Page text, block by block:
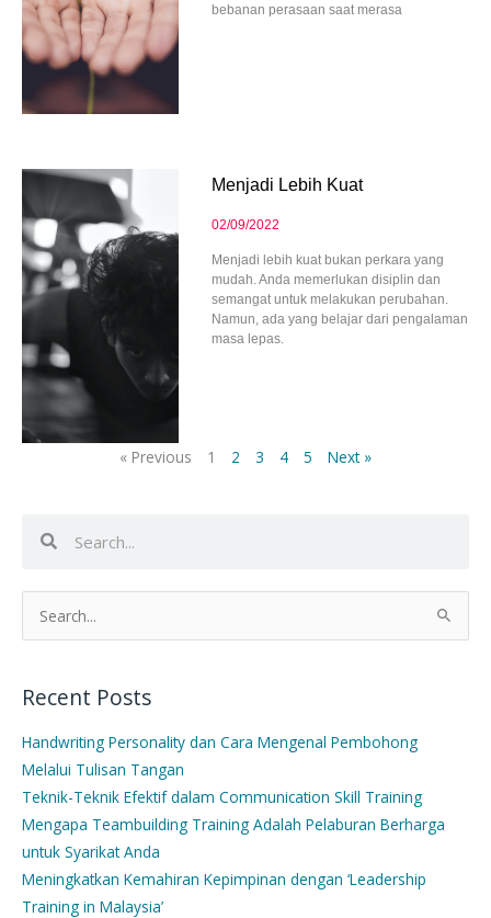
bebanan perasaan saat merasa
Menjadi Lebih Kuat
02/09/2022
Menjadi lebih kuat bukan perkara yang
mudah. Anda memerlukan disiplin dan
semangat untuk melakukan perubahan.
Namun, ada yang belajar dari pengalaman
masa lepas.
« Previous 1 2 3 4 5 Next »
Search
for:
Recent Posts
Handwriting Personality dan Cara Mengenal Pembohong
Melalui Tulisan Tangan
Teknik-Teknik Efektif dalam Communication Skill Training
Mengapa Teambuilding Training Adalah Pelaburan Berharga
untuk Syarikat Anda
Meningkatkan Kemahiran Kepimpinan dengan ‘Leadership
Training in Malaysia’